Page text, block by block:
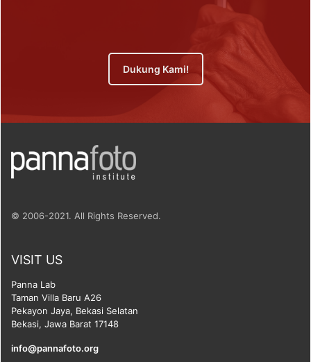
Dukung Kami!
© 2006-2021. All Rights Reserved.
VISIT US
Panna Lab
Taman Villa Baru A26
Pekayon Jaya, Bekasi Selatan
Bekasi, Jawa Barat 17148
info@pannafoto.org